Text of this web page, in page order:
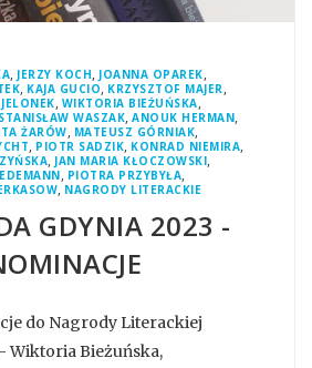
, JERZY KOCH, JOANNA OPAREK,
, KAJA GUCIO, KRZYSZTOF MAJER ,
, WIKTORIA BIEŻUŃSKA,
STANISŁAW WASZAK,ANOUK HERMAN,
ŻARÓW, MATEUSZ GÓRNIAK,
, PIOTR SADZIK, KONRAD NIEMIRA,
, JAN MARIA KŁOCZOWSKI,
, PIOTRA PRZYBYŁA,
, NAGRODY LITERACKIE
GDYNIA 2023 -
do Nagrody Literackiej
Wiktoria Bieżuńska,